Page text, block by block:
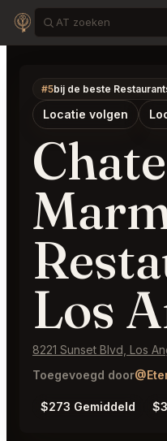
#5bij de beste
Locatie volgen
Los
8221 Sunset Blvd, Los
Toegevoegd door
$273 Gemiddeld